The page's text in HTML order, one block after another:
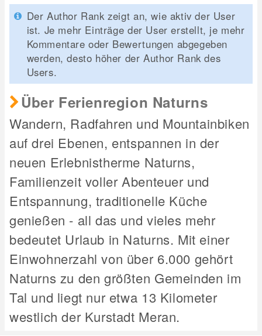
Der Author Rank zeigt an, wie aktiv der User
ist. Je mehr Einträge der User erstellt, je mehr
Kommentare oder Bewertungen abgegeben
werden, desto höher der Author Rank des
Users.
Über Ferienregion Naturns
Wandern, Radfahren und Mountainbiken
auf drei Ebenen, entspannen in der
neuen Erlebnistherme Naturns,
Familienzeit voller Abenteuer und
Entspannung, traditionelle Küche
genießen - all das und vieles mehr
bedeutet Urlaub in Naturns. Mit einer
Einwohnerzahl von über 6.000 gehört
Naturns zu den größten Gemeinden im
Tal und liegt nur etwa 13 Kilometer
westlich der Kurstadt Meran.